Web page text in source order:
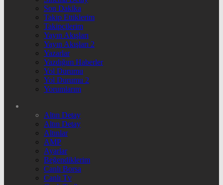
Son Dakika
Takip Ettiklerim
Takipçilerim
Yayın Akışları
Yayın Akışları 2
Yazarlar
Yazdığım Haberler
Yol Durumu
Yol Durumu 2
Yorumlarım
Altın Detay
Altın Detay
Altınlar
AMP
Ayarlar
Beğendiklerim
Canlı Borsa
Canlı Tv